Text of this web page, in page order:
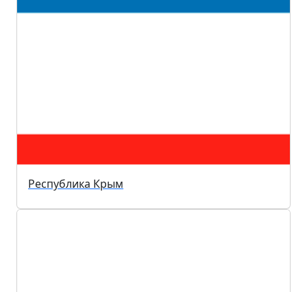
Республика Крым